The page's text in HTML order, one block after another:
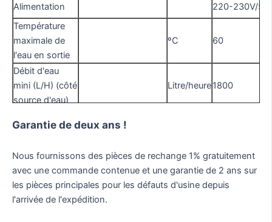
Alimentation
220-230V/
Température
maximale de
l'eau en sortie
ºC 60
Débit d'eau
mini (L/H) (côté
source d'eau)
Litre/heure1800
mini (L/H) (côté
chaleur)
Côté source
d'eau Diamètre
(mm)
mm DN25
Garantie de deux ans !
Nous fournissons des pièces de rechange 1% gratuitement
avec une commande contenue et une garantie de 2 ans sur
les pièces principales pour les défauts d'usine depuis
l'arrivée de l'expédition.